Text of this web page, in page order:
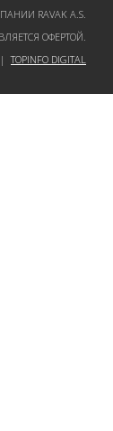
RAVAK A.S.
ОФЕРТОЙ.
|TOPINFO DIGITAL